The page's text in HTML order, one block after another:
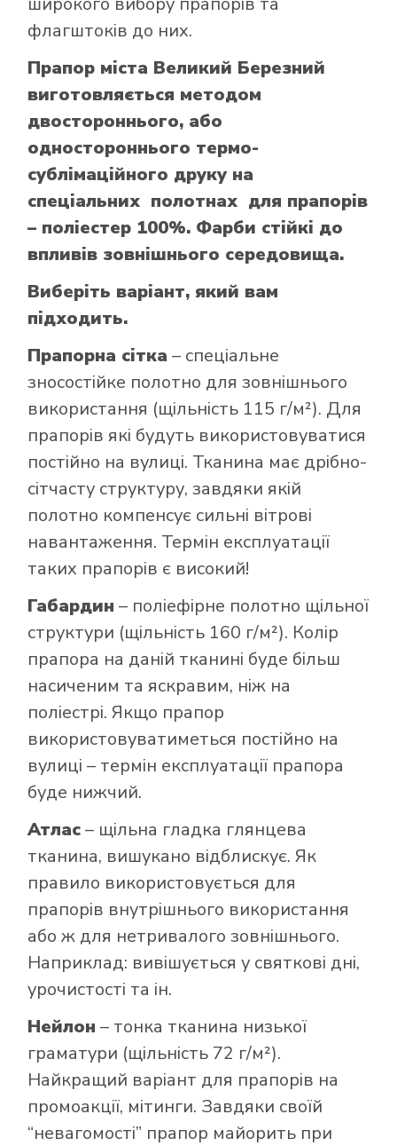
флагштоків до них.
Прапор міста Великий Березний
виготовляється методом
двостороннього, або
одностороннього термо-
сублімаційного друку на
спеціальних полотнах для прапорів
– поліестер 100%. Фарби стійкі до
впливів зовнішнього середовища.
Виберіть варіант, який вам
підходить.
Прапорна сітка – спеціальне
зносостійке полотно для зовнішнього
використання (щільність 115 г/м²). Для
прапорів які будуть використовуватися
постійно на вулиці. Тканина має дрібно-
сітчасту структуру, завдяки якій
полотно компенсує сильні вітрові
навантаження. Термін експлуатації
таких прапорів є високий!
Габардин – поліефірне полотно щільної
структури (щільність 160 г/м²). Колір
прапора на даній тканині буде більш
насиченим та яскравим, ніж на
поліестрі. Якщо прапор
використовуватиметься постійно на
вулиці – термін експлуатації прапора
буде нижчий.
Атлас– щільна гладка глянцева
тканина, вишукано відблискує. Як
правило використовується для
прапорів внутрішнього використання
або ж для нетривалого зовнішнього.
Наприклад: вивішується у святкові дні,
урочистості та ін.
Нейлон – тонка тканина низької
граматури (щільність 72 г/м²).
Найкращий варіант для прапорів на
промоакції, мітинги. Завдяки своїй
“невагомості” прапор майорить при